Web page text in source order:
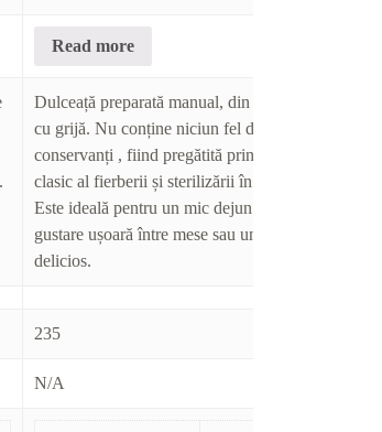
Read more
Dulceață preparată manual, din fructe alese
cu grijă. Nu conține niciun fel de
conservanți , fiind pregătită prin procedeul
clasic al fierberii și sterilizării în bain marie.
Este ideală pentru un mic dejun sănătos, o
gustare ușoară între mese sau un desert
delicios.
235
N/A